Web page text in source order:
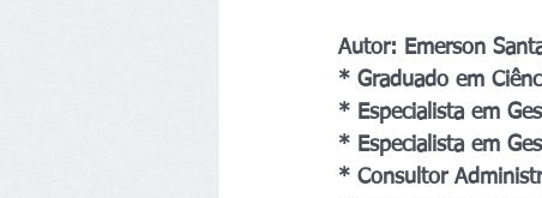
Autor: Emerson
* Graduado em
* Especialista em
* Especialista em
* Consultor